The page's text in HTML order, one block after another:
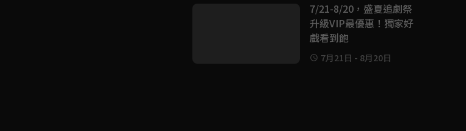
7/21-8/20，盛夏追劇祭
升級VIP最優惠！獨家好
戲看到飽
7月21日 - 8月20日